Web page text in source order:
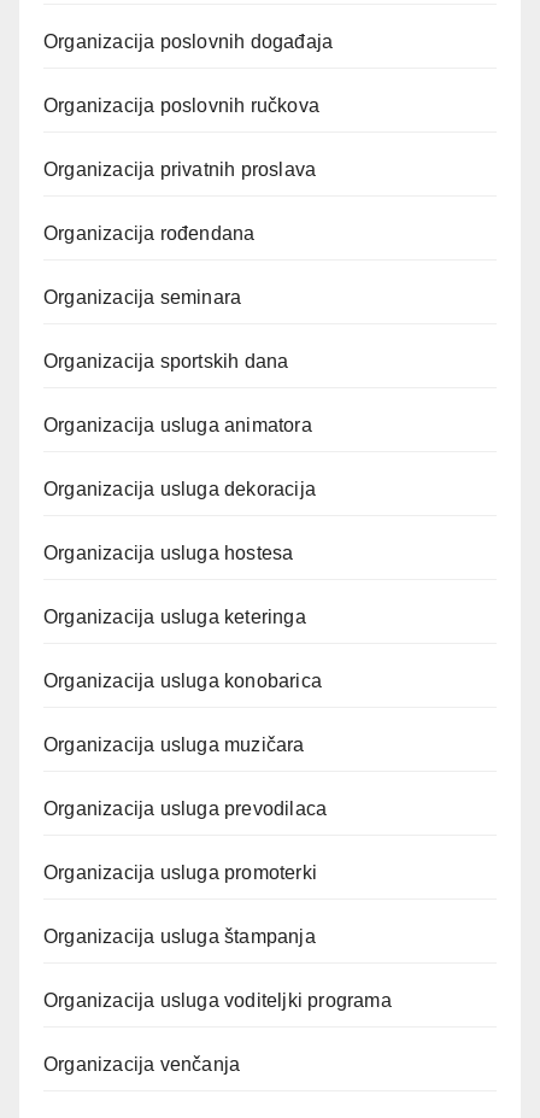
Organizacija poslovnih događaja
Organizacija poslovnih ručkova
Organizacija privatnih proslava
Organizacija rođendana
Organizacija seminara
Organizacija sportskih dana
Organizacija usluga animatora
Organizacija usluga dekoracija
Organizacija usluga hostesa
Organizacija usluga keteringa
Organizacija usluga konobarica
Organizacija usluga muzičara
Organizacija usluga prevodilaca
Organizacija usluga promoterki
Organizacija usluga štampanja
Organizacija usluga voditeljki programa
Organizacija venčanja